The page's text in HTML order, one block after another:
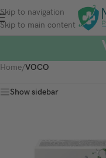
Skip to navigation
Skip to main content
Home/VOCO
Show sidebar